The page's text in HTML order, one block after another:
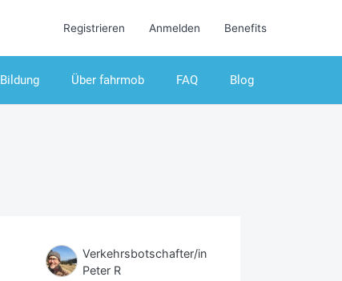
Registrieren Anmelden Benefits
Blog
FAQ
Über fahrmob
Bildung
Verkehrsbotschafter/in
Peter R